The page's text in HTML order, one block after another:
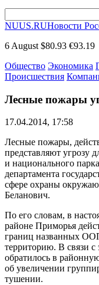
NUUS.RUНовости
6 August $80.93 €93.19
Общество Экономика
Происшествия
Лесные пожары
17.04.2014, 17:58
Лесные пожары,
представляют угрозу
и национального
департамента
сфере охраны
Беланович.
По его словам, в
районе Приморья
границ названных
территорию. В связи
обратилось в
об увеличении
тушении.